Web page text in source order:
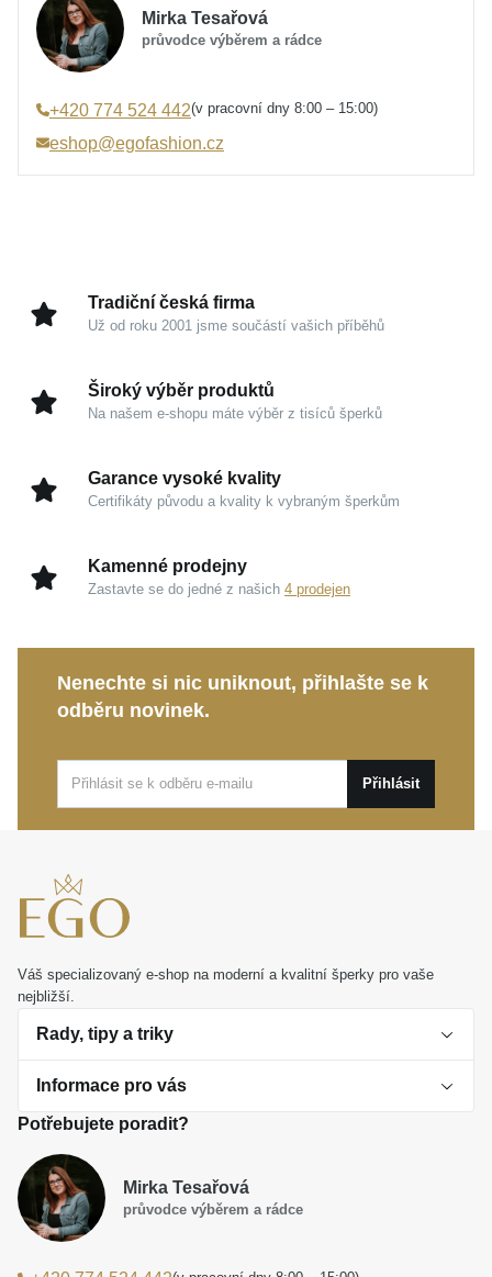
Materiál
Stříbro 925/1000
Značka
Typ zapínání
Puzeta
Výška náušnice
Šířka náušnice
7 mm
Úprava
Lesk, Rhodium
Hmotnost
1,55 g
Mirka Tesařová
průvodce výběrem a rádce
+420 774 524 442(v pracovní dny 8:00 – 15:00)
eshop@egofashion.cz
Tradiční česká firma
Už od roku 2001 jsme součástí vašich příběhů
Široký výběr produktů
Na našem e-shopu máte výběr z tisíců šperků
Garance vysoké kvality
Certifikáty původu a kvality k vybraným šperkům
Kamenné prodejny
Zastavte se do jedné z našich 4 prodejen
Nenechte si nic uniknout, přihlašte se k
odběru novinek.
Přihlásit
Váš specializovaný e-shop na moderní a kvalitní šperky pro vaše
nejbližší.
Rady, tipy a triky
O perlách
Jak vybrat perlový šperk
Dárková inspirace
Smaltované a korálkové šperky jako trend
Informace pro vás
Obchodní podmínky
Reklamační řád
Potřebujete poradit?
Mirka Tesařová
průvodce výběrem a rádce